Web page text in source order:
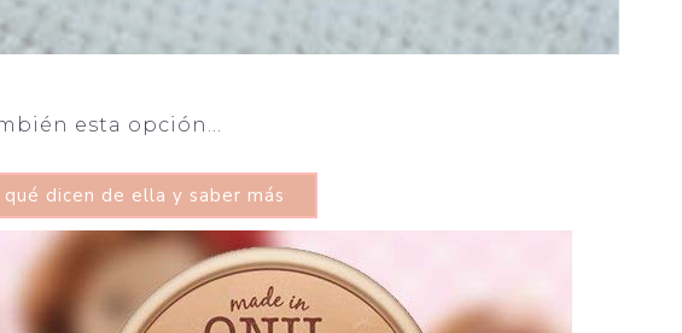
esta opción…
dicen de ella y saber más